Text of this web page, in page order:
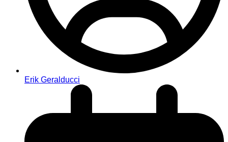
Erik Geralducci